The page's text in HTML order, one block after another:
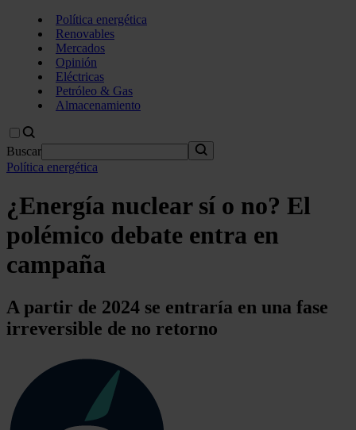
Política energética
Renovables
Mercados
Opinión
Eléctricas
Petróleo & Gas
Almacenamiento
Buscar
Política energética
¿Energía nuclear sí o no? El
polémico debate entra en
campaña
A partir de 2024 se entraría en una fase
irreversible de no retorno